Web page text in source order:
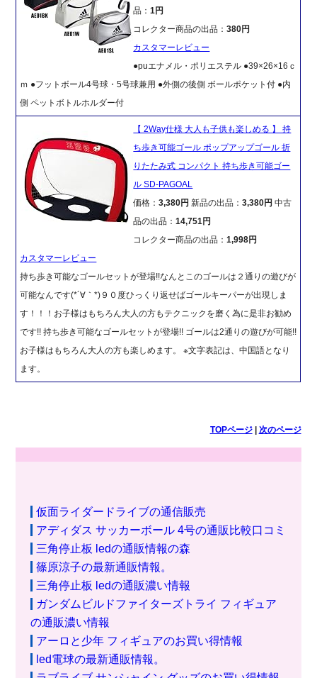
品：1円
コレクター商品の出品：380円
カスタマーレビュー
●puエナメル・ポリエステル ●39×26×16ｃ
ｍ ●フットボール4号球・5号球兼用 ●外側の後側 ボールポケット付 ●内
側 ペットボトルホルダー付
【 2Way仕様 大人も子供も楽しめる 】 持
ち歩き可能ゴール ポップアップゴール 折
りたたみ式 コンパクト 持ち歩き可能ゴー
ル SD-PAGOAL
価格：3,380円新品の出品：3,380円 中古
品の出品：14,751円
コレクター商品の出品：1,998円
カスタマーレビュー
持ち歩き可能なゴールセットが登場!!なんとこのゴールは２通りの遊びが
可能なんです(*´∀｀*)９０度ひっくり返せばゴールキーパーが出現しま
す！！！お子様はもちろん大人の方もテクニックを磨く為に是非お勧め
です!! 持ち歩き可能なゴールセットが登場!! ゴールは2通りの遊びが可能!!
お子様はもちろん大人の方も楽しめます。 ※文字表記は、中国語となり
ます。
TOPページ| 次のページ
仮面ライダードライブの通信販売
アディダス サッカーボール 4号の通販比較口コミ
三角停止板 ledの通販情報の森
篠原涼子の最新通販情報。
三角停止板 ledの通販濃い情報
ガンダムビルドファイターズトライ フィギュア
の通販濃い情報
アーロと少年 フィギュアのお買い得情報
led電球の最新通販情報。